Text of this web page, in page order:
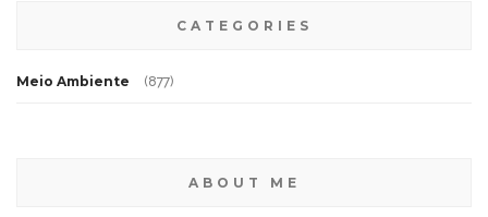
CATEGORIES
Meio Ambiente (877)
ABOUT ME